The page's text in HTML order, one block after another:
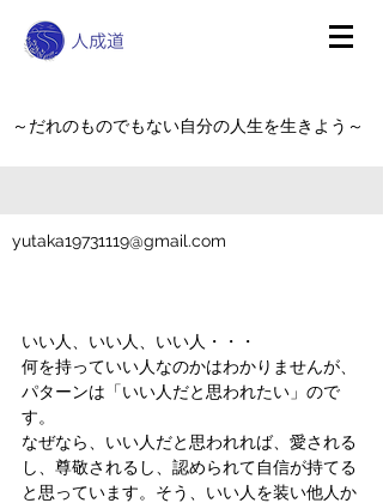
～だれのものでもない自分の人生を生きよう～
yutaka19731119@gmail.com
いい人、いい人、いい人・・・
何を持っていい人なのかはわかりませんが、
パターンは「いい人だと思われたい」ので
す。
なぜなら、いい人だと思われれば、愛される
し、尊敬されるし、認められて自信が持てる
と思っています。そう、いい人を装い他人か